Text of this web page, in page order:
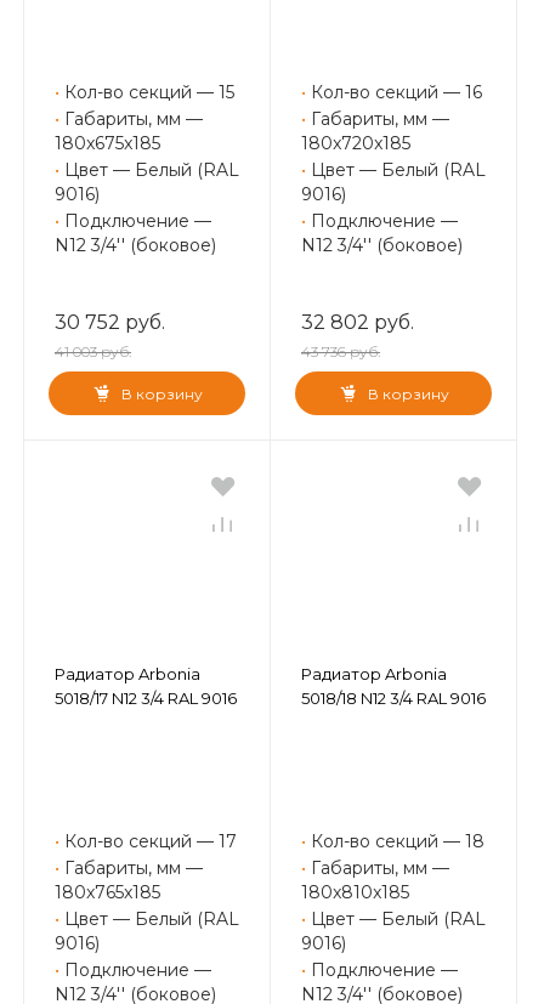
• Кол-во секций — 15
• Габариты, мм —
180x675x185
• Цвет — Белый (RAL
9016)
• Подключение —
N12 3/4'' (боковое)
30 752 руб.
41 003 руб.
В корзину
• Кол-во секций — 16
• Габариты, мм —
180x720x185
• Цвет — Белый (RAL
9016)
• Подключение —
N12 3/4'' (боковое)
32 802 руб.
43 736 руб.
В корзину
Радиатор Arbonia
5018/17 N12 3/4 RAL 9016
• Кол-во секций — 17
• Габариты, мм —
180x765x185
• Цвет — Белый (RAL
9016)
• Подключение —
N12 3/4'' (боковое)
Радиатор Arbonia
5018/18 N12 3/4 RAL 9016
• Кол-во секций — 18
• Габариты, мм —
180x810x185
• Цвет — Белый (RAL
9016)
• Подключение —
N12 3/4'' (боковое)